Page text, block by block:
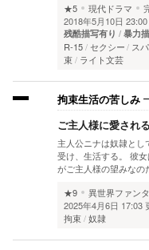
★5
現代ドラマ
2018年5月10日
残酷描写有り 暴力
R-15 セクシー ス
束
ライト文芸
拘束生活の苦しみ
ご主人様に愛され
主人公ニナは奴隷と
受け、生活する。 彼
がご主人様の望みなの
★9
異世界ファン
2025年4月6日 17:03
拘束 奴隷